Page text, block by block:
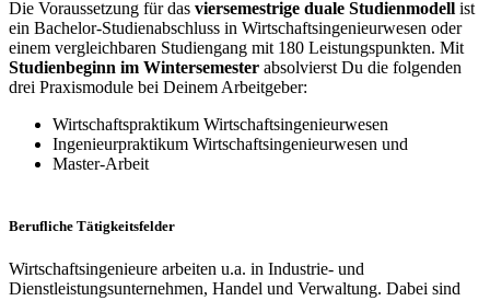
Die Voraussetzung für das viersemestrige duale Studienmodell ist
ein Bachelor-Studienabschluss in Wirtschaftsingenieurwesen oder
einem vergleichbaren Studiengang mit 180 Leistungspunkten. Mit
Studienbeginn im Wintersemester absolvierst Du die folgenden
drei Praxismodule bei Deinem Arbeitgeber:
Wirtschaftspraktikum Wirtschaftsingenieurwesen
Ingenieurpraktikum Wirtschaftsingenieurwesen und
Master-Arbeit
Berufliche Tätigkeitsfelder
Wirtschaftsingenieure arbeiten u.a. in Industrie- und
Dienstleistungsunternehmen, Handel und Verwaltung. Dabei sind